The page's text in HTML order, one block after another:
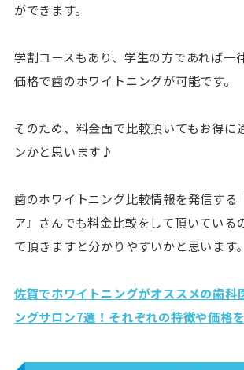
ができます。
学割コースもあり、学生の方であれば一
価格で歯のホワイトニングが可能です。
そのため、料金面で比較頂いてもお得に
ンかと思います♪
歯のホワイトニング比較情報を発信する
ア』さんでも料金比較をして頂いている
て頂きますと分かりやすいかと思います。
佐賀でホワイトニングがオススメの歯科
ングサロン7選！それぞれの特徴や価格